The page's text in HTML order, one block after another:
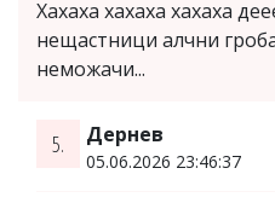
Хахаха хахаха хахаха
нещастници алчни
неможачи...
5. Дернев
05.06.2026 23:46:37